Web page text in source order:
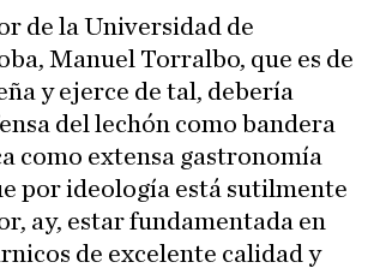
de la Universidad de
Manuel Torralbo, que es de
y ejerce de tal, debería
del lechón como bandera
como extensa gastronomía
por ideología está sutilmente
ay, estar fundamentada en
de excelente calidad y